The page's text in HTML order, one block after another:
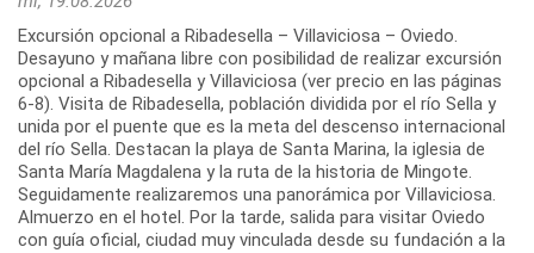
Excursión opcional a Ribadesella – Villaviciosa – Oviedo.
Desayuno y mañana libre con posibilidad de realizar excursión
opcional a Ribadesella y Villaviciosa (ver precio en las páginas
6-8). Visita de Ribadesella, población dividida por el río Sella y
unida por el puente que es la meta del descenso internacional
del río Sella. Destacan la playa de Santa Marina, la iglesia de
Santa María Magdalena y la ruta de la historia de Mingote.
Seguidamente realizaremos una panorámica por Villaviciosa.
Almuerzo en el hotel. Por la tarde, salida para visitar Oviedo
con guía oficial, ciudad muy vinculada desde su fundación a la